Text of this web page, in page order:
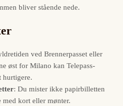
bliver stående nede.
ved Brennerpasset eller
øst for Milano kan Telepass-
hurtigere.
: Du mister ikke papirbilletten
kort eller mønter.